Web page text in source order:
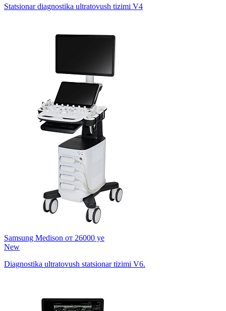
Statsionar diagnostika ultratovush tizimi V4
Samsung Medison от 26000 ye
New
Diagnostika ultratovush statsionar tizimi V6.